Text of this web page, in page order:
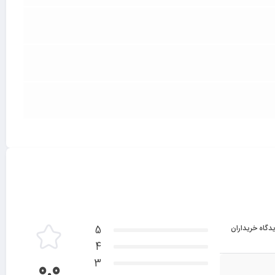
خریداران
5
4
3